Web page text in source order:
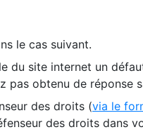
le cas suivant.
du site internet un
pas obtenu de réponse
des droits (via le
des droits dans